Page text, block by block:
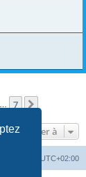
7
Aller à
UTC+02:00